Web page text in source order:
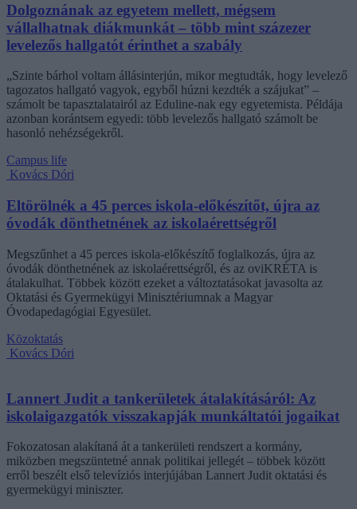
Dolgoznának az egyetem mellett, mégsem
vállalhatnak diákmunkát – több mint százezer
levelezős hallgatót érinthet a szabály
„Szinte bárhol voltam állásinterjún, mikor megtudták, hogy levelező
tagozatos hallgató vagyok, egyből húzni kezdték a szájukat” –
számolt be tapasztalatairól az Eduline-nak egy egyetemista. Példája
azonban korántsem egyedi: több levelezős hallgató számolt be
hasonló nehézségekről.
Campus life
Kovács Dóri
Eltörölnék a 45 perces iskola-előkészítőt, újra az
óvodák dönthetnének az iskolaérettségről
Megszűnhet a 45 perces iskola-előkészítő foglalkozás, újra az
óvodák dönthetnének az iskolaérettségről, és az oviKRÉTA is
átalakulhat. Többek között ezeket a változtatásokat javasolta az
Oktatási és Gyermekügyi Minisztériumnak a Magyar
Óvodapedagógiai Egyesület.
Közoktatás
Kovács Dóri
Lannert Judit a tankerületek átalakításáról: Az
iskolaigazgatók visszakapják munkáltatói jogaikat
Fokozatosan alakítaná át a tankerületi rendszert a kormány,
miközben megszüntetné annak politikai jellegét – többek között
erről beszélt első televíziós interjújában Lannert Judit oktatási és
gyermekügyi miniszter.